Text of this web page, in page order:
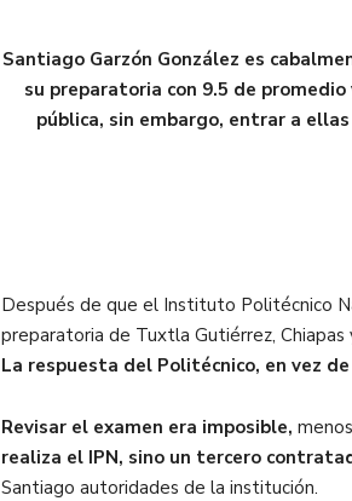
Santiago Garzón González es
su preparatoria con 9.5 de
pública, sin embargo, entrar a
Después de que el Instituto Politécnico
preparatoria de Tuxtla Gutiérrez, Chiapas
La respuesta del Politécnico, en vez
Revisar el examen era imposible,
realiza el IPN, sino un tercero
Santiago autoridades de la institución.